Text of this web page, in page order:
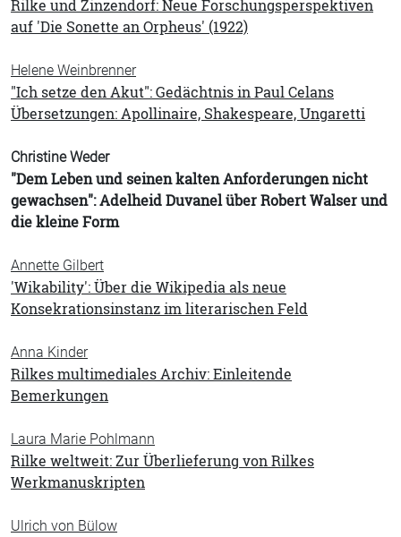
Rilke und Zinzendorf: Neue Forschungsperspektiven
auf 'Die Sonette an Orpheus' (1922)
Helene Weinbrenner
"Ich setze den Akut": Gedächtnis in Paul Celans
Übersetzungen: Apollinaire, Shakespeare, Ungaretti
Christine Weder
"Dem Leben und seinen kalten Anforderungen nicht
gewachsen": Adelheid Duvanel über Robert Walser und
die kleine Form
Annette Gilbert
'Wikability': Über die Wikipedia als neue
Konsekrationsinstanz im literarischen Feld
Anna Kinder
Rilkes multimediales Archiv: Einleitende
Bemerkungen
Laura Marie Pohlmann
Rilke weltweit: Zur Überlieferung von Rilkes
Werkmanuskripten
Ulrich von Bülow